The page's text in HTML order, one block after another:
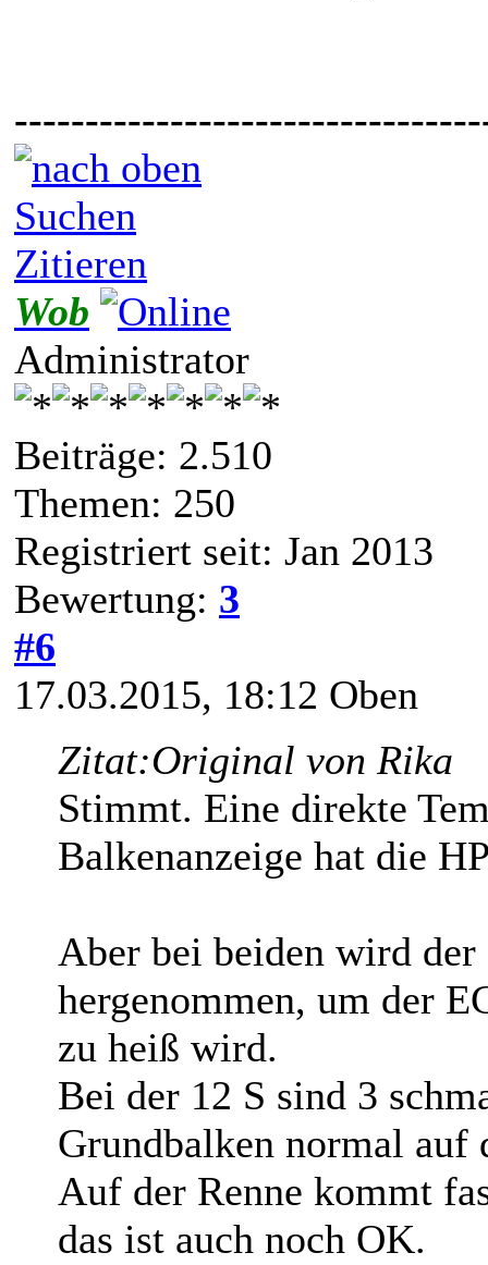
Suchen
Zitieren
Wob
Administrator
Beiträge: 2.510
Themen: 250
Registriert seit: Jan 2013
Bewertung: 3
#6
17.03.2015, 18:12 Oben
Zitat:Original von Rika
Stimmt. Eine direkte
Balkenanzeige hat die
Aber bei beiden wird
hergenommen, um der
zu heiß wird.
Bei der 12 S sind 3
Grundbalken normal auf
Auf der Renne kommt
das ist auch noch OK.